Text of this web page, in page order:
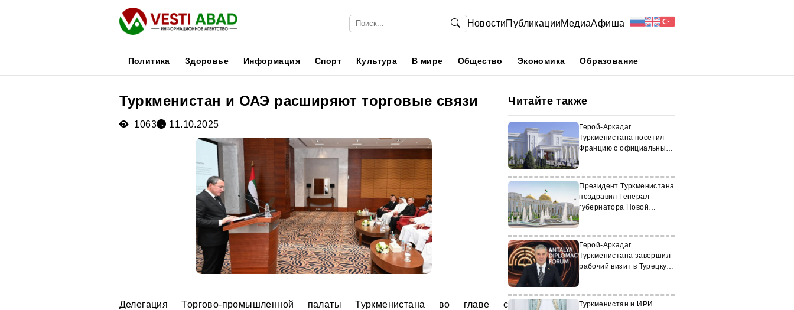
НовостиПубликацииМедиаАфиша
Политика Здоровье Информация Спорт Культура В мире Общество Экономика Образование
Туркменистан и ОАЭ расширяют торговые связи
1063 11.10.2025
Делегация Торгово-промышленной палаты Туркменистана во главе с
Читайте также
Герой-Аркадаг
Туркменистана посетил
Францию с официальным
Президент Туркменистана
поздравил Генерал-
губернатора Новой
Герой-Аркадаг
Туркменистана завершил
рабочий визит в Турецкую
Туркменистан и ИРИ